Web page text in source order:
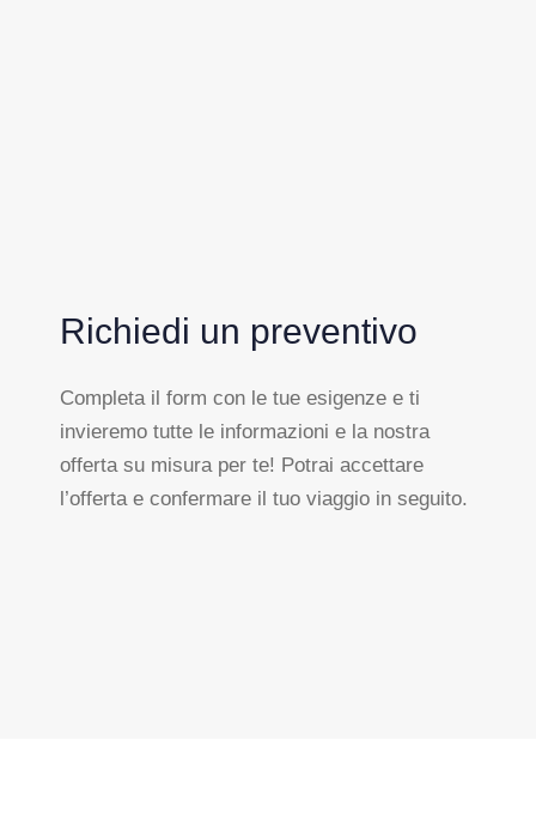
Richiedi un preventivo
Completa il form con le tue esigenze e ti
invieremo tutte le informazioni e la nostra
offerta su misura per te! Potrai accettare
l’offerta e confermare il tuo viaggio in seguito.